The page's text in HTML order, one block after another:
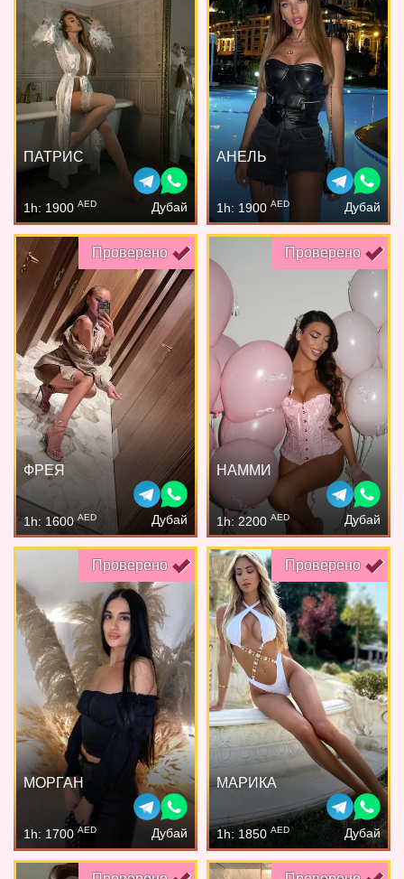
ПАТРИС
1h: 1900 AED Дубай
АНЕЛЬ
1h: 1900 AED Дубай
Проверено
ФРЕЯ
1h: 1600AED Дубай
Проверено
НАММИ
1h: 2200 AED Дубай
Проверено
МОРГАН
1h: 1700AED Дубай
Проверено
МАРИКА
1h: 1850 AED Дубай